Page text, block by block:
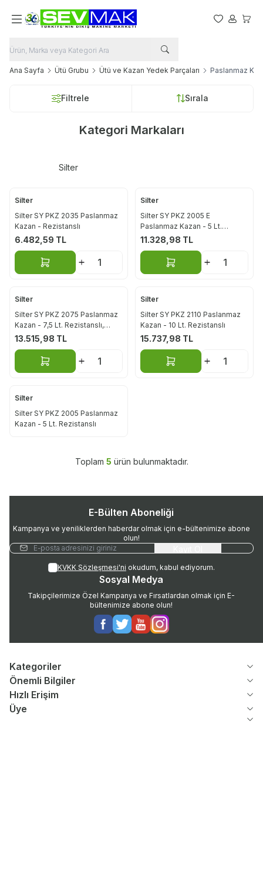
Favorilerim
Hesabım
Ana Sayfa Ütü Grubu Ütü ve Kazan Yedek Parçaları Paslanmaz
Filtrele Sırala
Kategori Markaları
Silter
Silter
Silter SY PKZ 2035 Paslanmaz
Kazan - Rezistanslı
6.482,59 TL
Sepete Ekle
Silter
Silter SY PKZ 2005 E
Paslanmaz Kazan - 5 Lt.
Rezistanslı, 2005E için
11.328,98 TL
Sepete Ekle
Silter
Silter SY PKZ 2075 Paslanmaz
Kazan - 7,5 Lt. Rezistanslı,
2075 için
13.515,98 TL
Sepete Ekle
Silter
Silter SY PKZ 2110 Paslanmaz
Kazan - 10 Lt. Rezistanslı
15.737,98 TL
Sepete Ekle
Yeni
Silter
Silter SY PKZ 2005 Paslanmaz
Kazan - 5 Lt. Rezistanslı
Toplam 5 ürün bulunmaktadır.
E-Bülten Aboneliği
Kampanya ve yeniliklerden haberdar olmak için e-bültenimize abone
olun!
KVKK Sözleşmesi'ni okudum, kabul ediyorum.
Sosyal Medya
Takipçilerimize Özel Kampanya ve Fırsatlardan olmak için E-
bültenimize abone olun!
Facebook
TwitterYoutubeInstagram
Kategoriler
Önemli Bilgiler
Hızlı Erişim
Üye